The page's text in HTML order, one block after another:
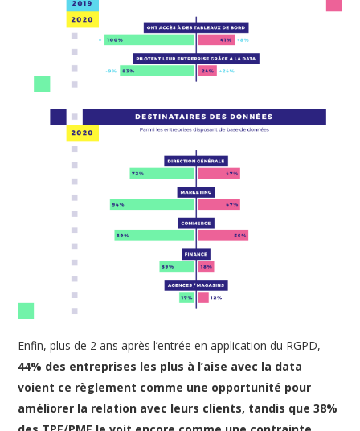
Enfin, plus de 2 ans après l’entrée en application du RGPD,
44% des entreprises les plus à l’aise avec la data
voient ce règlement comme une opportunité pour
améliorer la relation avec leurs clients, tandis que 38%